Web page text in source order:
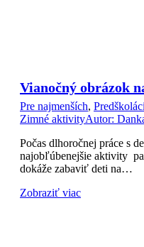
Vianočný obrázok
Pre najmenších, Predškoláci
Zimné aktivityAutor:
Počas dlhoročnej práce s
najobľúbenejšie aktivity
dokáže zabaviť deti na…
Zobraziť viac